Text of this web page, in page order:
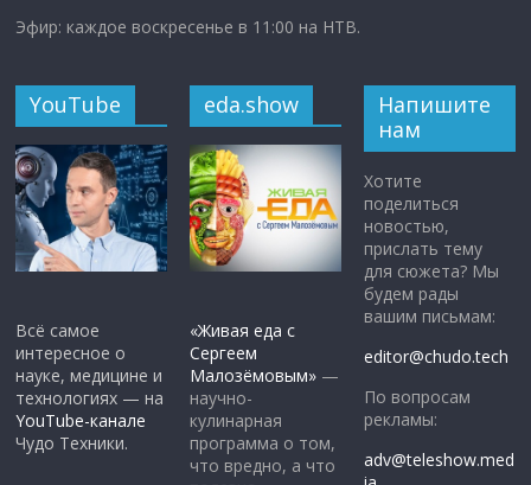
Эфир: каждое воскресенье в 11:00 на НТВ.
YouTube
Всё самое
интересное о
науке, медицине и
технологиях — на
YouTube-канале
Чудо Техники.
eda.show
«Живая еда с
Сергеем
Малозёмовым» —
научно-
кулинарная
программа о том,
что вредно, а что
Напишите
нам
Хотите
поделиться
новостью,
прислать тему
для сюжета? Мы
будем рады
вашим письмам:
editor@chudo.tech
По вопросам
рекламы:
adv@teleshow.med